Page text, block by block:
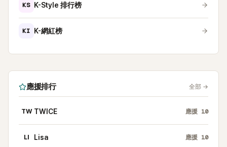
KS K-Style 排行榜
KI K-網紅榜
應援排行 全部 →
TW TWICE 應援 10
LI Lisa 應援 10